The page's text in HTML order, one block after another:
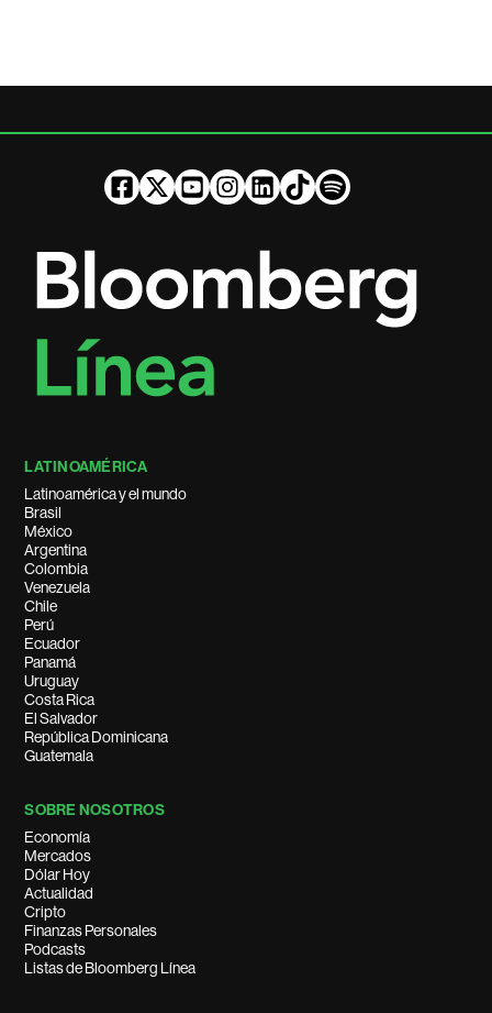
LATINOAMÉRICA
Latinoamérica y el mundo
Brasil
México
Argentina
Colombia
Venezuela
Chile
Perú
Ecuador
Panamá
Uruguay
Costa Rica
El Salvador
República Dominicana
Guatemala
SOBRE NOSOTROS
Economía
Mercados
Dólar Hoy
Actualidad
Cripto
Finanzas Personales
Podcasts
Listas de Bloomberg Línea